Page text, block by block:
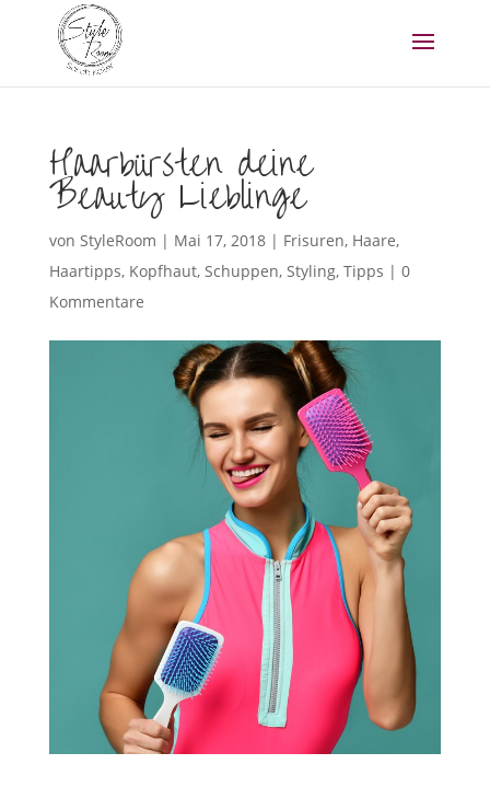
Haarbürsten deine
Beauty Lieblinge
von StyleRoom | Mai 17, 2018| Frisuren, Haare,
Haartipps, Kopfhaut, Schuppen, Styling, Tipps | 0
Kommentare